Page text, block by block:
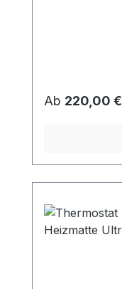
Regulärer
Ab 220,00 €